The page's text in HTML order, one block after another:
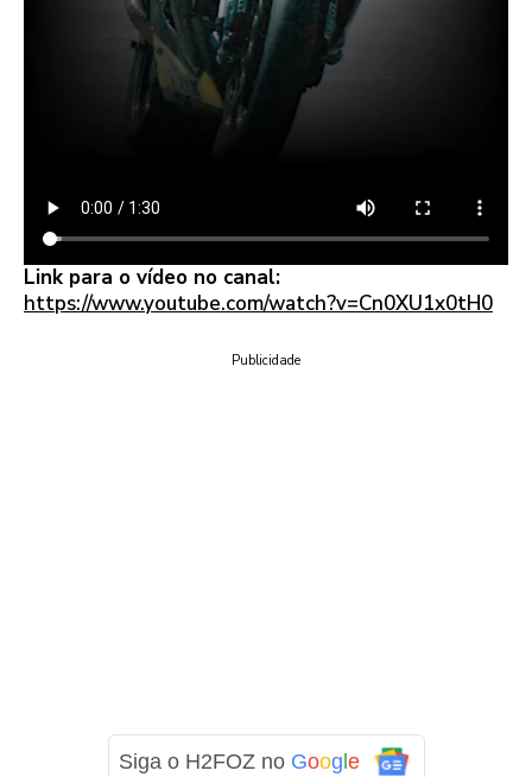
Link para o vídeo no canal:
https://www.youtube.com/watch?v=Cn0XU1x0tH0
Publicidade
Siga o H2FOZ no Goog e